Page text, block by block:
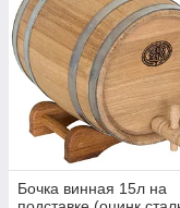
Бочка винная 15л на